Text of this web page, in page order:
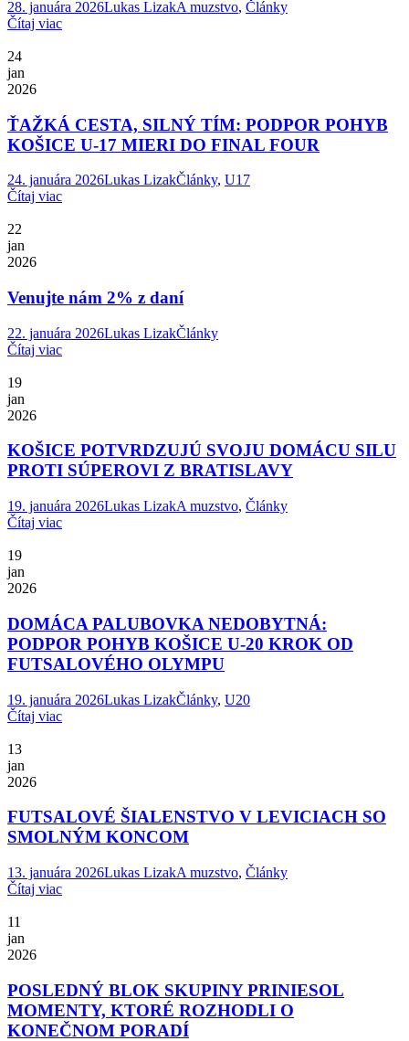
28. januára 2026Lukas LizakA muzstvo, Články
Čítaj viac
24
jan
2026
ŤAŽKÁ CESTA, SILNÝ TÍM: PODPOR POHYB
KOŠICE U-17 MIERI DO FINAL FOUR
24. januára 2026Lukas LizakČlánky, U17
Čítaj viac
22
jan
2026
Venujte nám 2% z daní
22. januára 2026Lukas LizakČlánky
Čítaj viac
19
jan
2026
KOŠICE POTVRDZUJÚ SVOJU DOMÁCU SILU
PROTI SÚPEROVI Z BRATISLAVY
19. januára 2026Lukas LizakA muzstvo, Články
Čítaj viac
19
jan
2026
DOMÁCA PALUBOVKA NEDOBYTNÁ:
PODPOR POHYB KOŠICE U-20 KROK OD
FUTSALOVÉHO OLYMPU
19. januára 2026Lukas LizakČlánky, U20
Čítaj viac
13
jan
2026
FUTSALOVÉ ŠIALENSTVO V LEVICIACH SO
SMOLNÝM KONCOM
13. januára 2026Lukas LizakA muzstvo, Články
Čítaj viac
11
jan
2026
POSLEDNÝ BLOK SKUPINY PRINIESOL
MOMENTY, KTORÉ ROZHODLI O
KONEČNOM PORADÍ